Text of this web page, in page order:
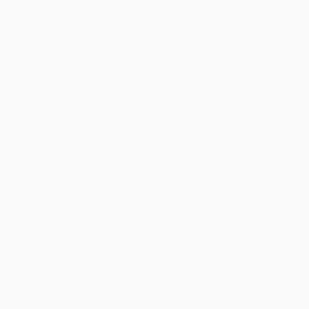
полягає в тому, що вони зроблені так, щоб
корозії або окислення, всього того, що може